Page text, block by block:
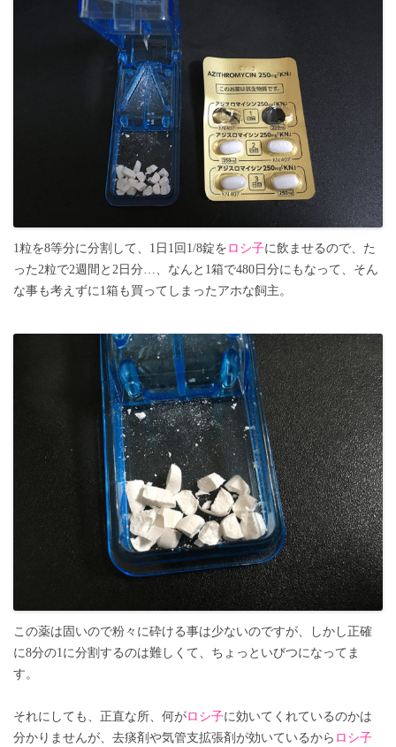
1粒を8等分に分割して、1日1回1/8錠を ロシ子に飲ませるので、た
った2粒で2週間と2日分…、なんと1箱で480日分にもなって、そん
な事も考えずに1箱も買ってしまったアホな飼主。
この薬は固いので粉々に砕ける事は少ないのですが、しかし正確
に8分の1に分割するのは難しくて、ちょっといびつになってま
す。
それにしても、正直な所、何がロシ子に効いてくれているのかは
分かりませんが、去痰剤や気管支拡張剤が効いているから ロシ子